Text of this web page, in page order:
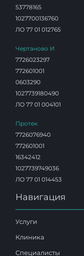
53778165
1027700136760
ЛО 77 01 012765
Чертаново И
7726023297
772601001
0603290
1027739180490
ЛО 77 01 004101
Протек
7726076940
772601001
16342412
1027739749036
ЛО 77 01 014453
Навигация
Услуги
Клиника
Специалисты